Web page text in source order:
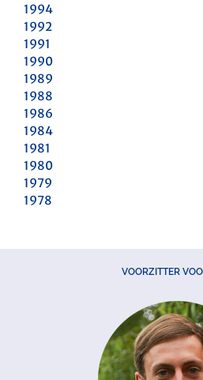
1994
1992
1991
1990
1989
1988
1986
1984
1981
1980
1979
1978
VOORZITTER